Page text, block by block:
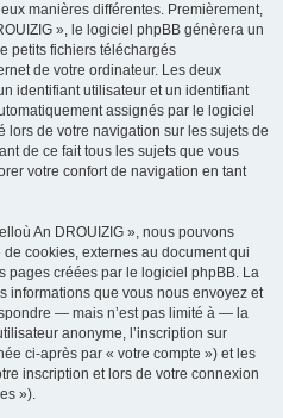
manières différentes. Premièrement,
», le logiciel phpBB génèrera un
petits fichiers téléchargés
de votre ordinateur. Les deux
identifiant utilisateur et un identifiant
assignés par le logiciel
lors de votre navigation sur les sujets de
de ce fait tous les sujets que vous
votre confort de navigation en tant
An DROUIZIG », nous pouvons
cookies, externes au document qui
pages créées par le logiciel phpBB. La
informations que vous nous envoyez et
— mais n’est pas limité à — la
anonyme, l’inscription sur
ci-après par « votre compte ») et les
inscription et lors de votre connexion
»).